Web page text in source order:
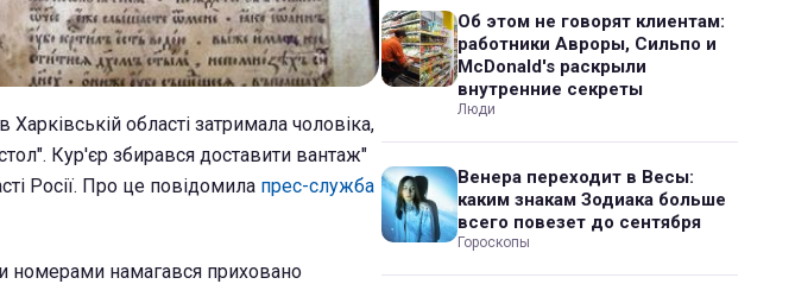
області затримала чоловіка,
Кур'єр збирався доставити вантаж"
Росії. Про це повідомила прес-служба
номерами намагався приховано
Об этом не говорят клиентам:
работники Авроры, Сильпо и
McDonald's раскрыли
внутренние секреты
Люди
Венера переходит в Весы:
каким знакам Зодиака больше
всего повезет до сентября
Гороскопы